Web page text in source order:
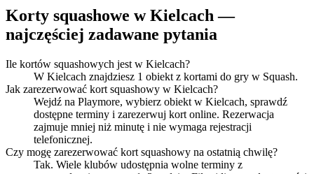
Korty squashowe w Kielcach —
najczęściej zadawane pytania
Ile kortów squashowych jest w Kielcach?
W Kielcach znajdziesz 1 obiekt z kortami do gry w Squash.
Jak zarezerwować kort squashowy w Kielcach?
Wejdź na Playmore, wybierz obiekt w Kielcach, sprawdź
dostępne terminy i zarezerwuj kort online. Rezerwacja
zajmuje mniej niż minutę i nie wymaga rejestracji
telefonicznej.
Czy mogę zarezerwować kort squashowy na ostatnią chwilę?
Tak. Wiele klubów udostępnia wolne terminy z